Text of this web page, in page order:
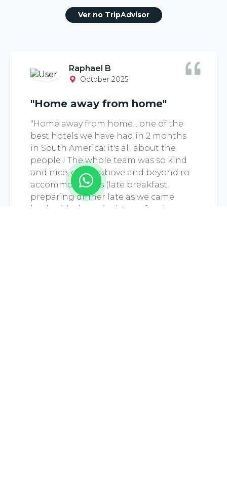
Ver no TripAdvisor
Raphael B
October 2025
"Home away from home"
"Home away from home... one of the
best hotels we have had in 2 months
in South America: it's all about the
people ! The whole team was so kind
and nice, going above and beyond ro
accommodate us (late breakfast,
preparing dinner late as we came
back with the train...). A perfect base to
Ana
Alvaro
com a sua estadia?
Saul
SUPORTE
Andenes del Inca: Como posso ajudá-lo?